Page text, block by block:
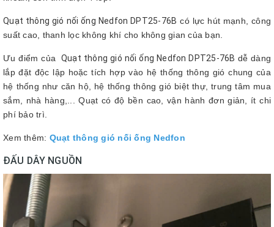
Quạt thông gió nối ống Nedfon DPT25-76B có lực hút mạnh, công
suất cao, thanh lọc không khí cho không gian của bạn.
Ưu điểm của Quạt thông gió nối ống Nedfon DPT25-76B dễ dàng
lắp đặt độc lập hoặc tích hợp vào hệ thống thông gió chung của
hệ thống như căn hộ, hệ thống thông gió biệt thự, trung tâm mua
sắm, nhà hàng,... Quạt có độ bền cao, vận hành đơn giản, ít chi
phí bảo trì.
Xem thêm: Quạt thông gió nối ống Nedfon
ĐẤU DÂY NGUỒN